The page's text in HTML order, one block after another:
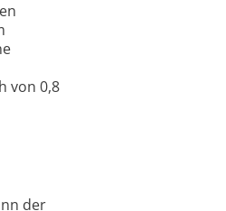
von 0,8
der